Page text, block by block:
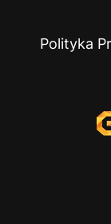
Polityka